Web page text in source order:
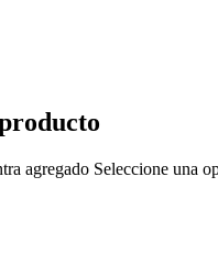
agregado Seleccione una